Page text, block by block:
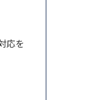
応を